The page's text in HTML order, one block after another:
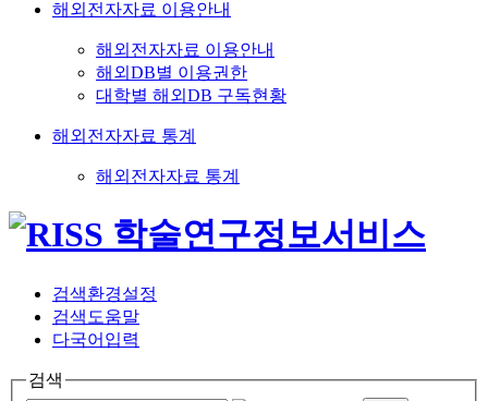
해외전자자료 이용안내
해외전자자료 이용안내
해외DB별 이용권한
대학별 해외DB 구독현황
해외전자자료 통계
해외전자자료 통계
검색환경설정
검색도움말
다국어입력
검색